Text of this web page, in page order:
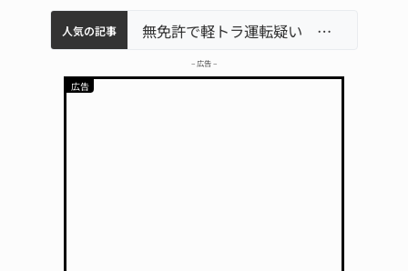
人気の記事
名張市水道料金47％値上げへ 答申案、審議会で大筋まとまる
特産「白鳳梨」の出荷最盛期 直売所にぎわう 伊賀
伊賀市の初代市長・今岡睦之さん死去 87歳 無免許で軽トラ運転疑い ブラジル国籍の男逮捕 名張署
– 広告 –